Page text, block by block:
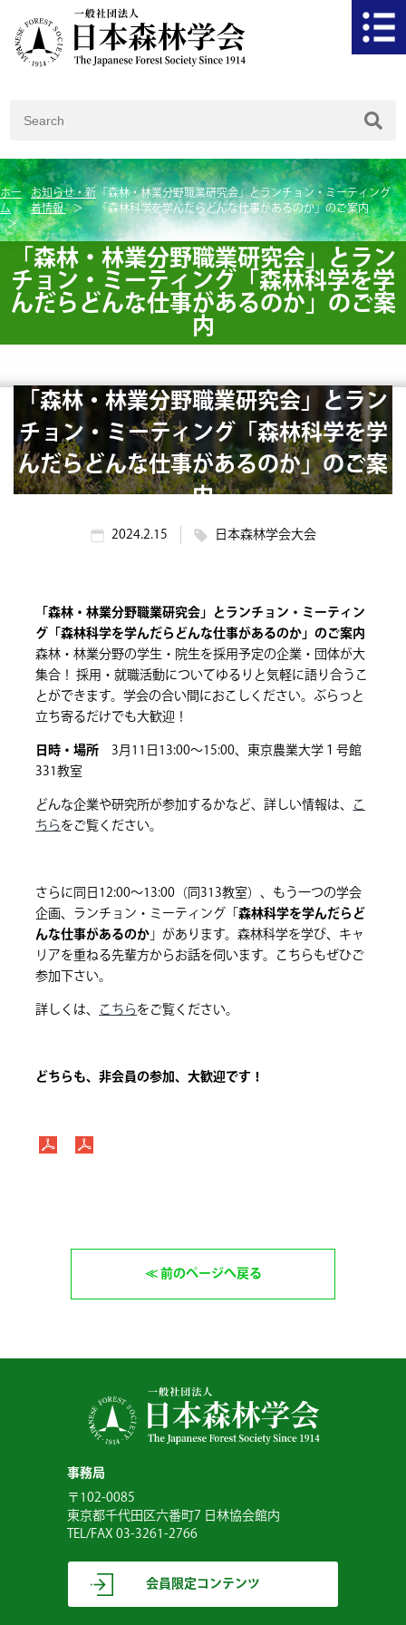
ホー
ム
お知らせ・新
着情報
「森林・林業分野職業研究会」とランチョン・ミーティング
「森林科学を学んだらどんな仕事があるのか」のご案内
「森林・林業分野職業研究会」とラン
チョン・ミーティング「森林科学を学
んだらどんな仕事があるのか」のご案
内
「森林・林業分野職業研究会」とラン
チョン・ミーティング「森林科学を学
んだらどんな仕事があるのか」のご案
内
2024.2.15 日本森林学会大会
「森林・林業分野職業研究会」とランチョン・ミーティン
グ「森林科学を学んだらどんな仕事があるのか」のご案内
森林・林業分野の学生・院生を採用予定の企業・団体が大
集合！ 採用・就職活動についてゆるりと気軽に語り合うこ
とができます。学会の合い間におこしください。ぶらっと
立ち寄るだけでも大歓迎！
日時・場所 3月11日13:00～15:00、東京農業大学１号館
331教室
どんな企業や研究所が参加するかなど、詳しい情報は、こ
ちらをご覧ください。
さらに同日12:00～13:00（同313教室）、もう一つの学会
企画、ランチョン・ミーティング「森林科学を学んだらど
んな仕事があるのか」があります。森林科学を学び、キャ
リアを重ねる先輩方からお話を伺います。こちらもぜひご
参加下さい。
詳しくは、こちらをご覧ください。
どちらも、非会員の参加、大歓迎です！
前のページへ戻る
事務局
〒102-0085
東京都千代田区六番町7 日林協会館内
TEL/FAX 03-3261-2766
会員限定コンテンツ